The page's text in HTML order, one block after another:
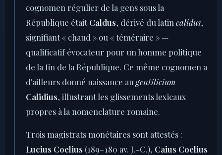
cognomen régulier de la gens sous la
République étaitCaldus, dérivé du latin calidus,
signifiant « chaud » ou « téméraire » —
qualificatif évocateur pour un homme politique
de la fin de la République. Ce même cognomen a
d'ailleurs donné naissance au gentilicium
Calidius, illustrant les glissements lexicaux
propres à la nomenclature romaine.
Trois magistrats monétaires sont attestés :
Lucius Coelius (189–180 av. J.-C.), Caius Coelius